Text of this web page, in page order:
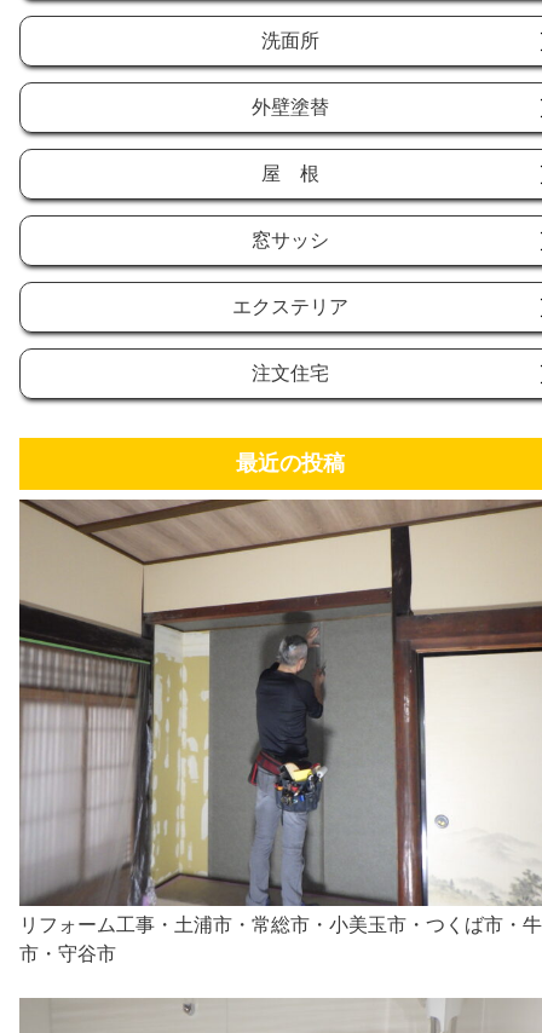
洗面所
外壁塗替
屋 根
窓サッシ
エクステリア
注文住宅
最近の投稿
リフォーム工事・土浦市・常総市・小美玉市・つくば市・
市・守谷市